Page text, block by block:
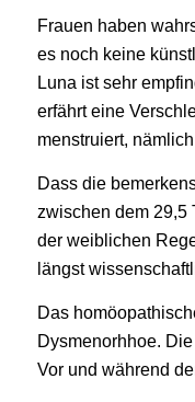
Frauen haben
es noch keine
Luna ist sehr
erfährt eine
menstruiert,
Dass die
zwischen dem 29,5
der weiblichen
längst
Das
Dysmenorhhoe.
Vor und während